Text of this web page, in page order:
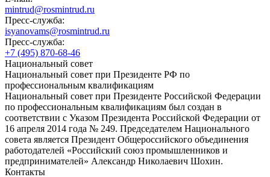
mintrud@rosmintrud.ru
Пресс-служба:
isyanovams@rosmintrud.ru
Пресс-служба:
+7 (495) 870-68-46
Национальный совет
Национальный совет при Президенте РФ по
профессиональным квалификациям
Национальный совет при Президенте Российской Федерации
по профессиональным квалификациям был создан в
соответствии с Указом Президента Российской Федерации от
16 апреля 2014 года № 249. Председателем Национального
совета является Президент Общероссийского объединения
работодателей «Российский союз промышленников и
предпринимателей» Александр Николаевич Шохин.
Контакты